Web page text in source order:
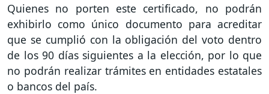
Quienes no porten este certificado, no podrán
exhibirlo como único documento para acreditar
que se cumplió con la obligación del voto dentro
de los 90 días siguientes a la elección, por lo que
no podrán realizar trámites en entidades estatales
o bancos del país.